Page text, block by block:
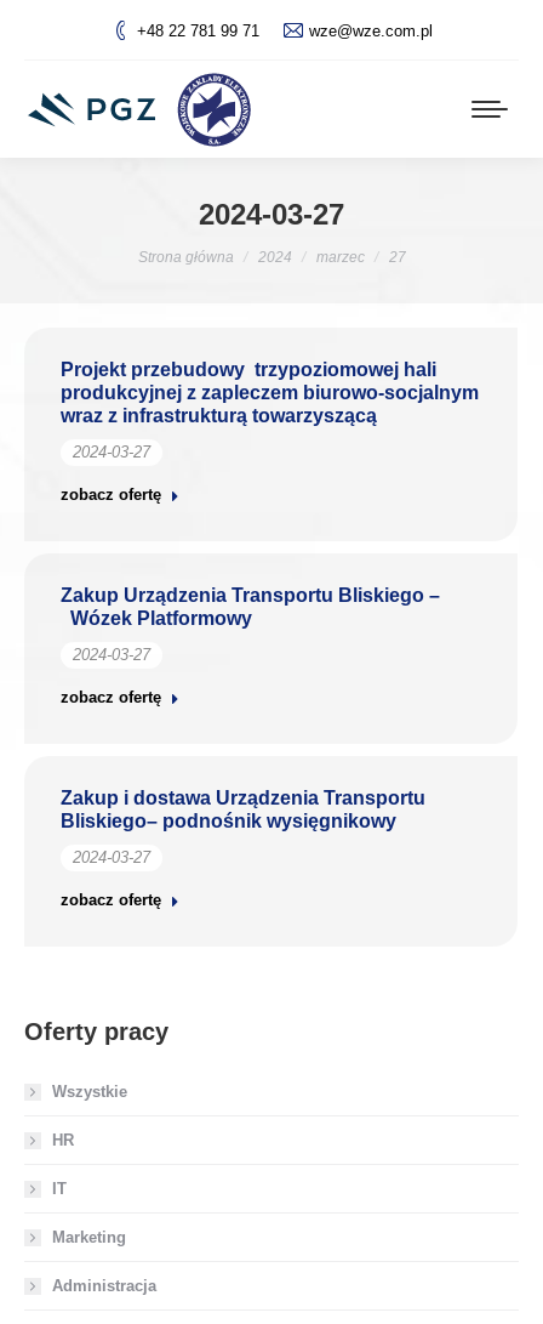
+48 22 781 99 71 wze@wze.com.pl
2024-03-27
Jesteś tutaj:
Strona główna 2024 marzec 27
Projekt przebudowy trzypoziomowej hali
produkcyjnej z zapleczem biurowo-socjalnym
wraz z infrastrukturą towarzyszącą
2024-03-27
zobacz ofertę
Zakup Urządzenia Transportu Bliskiego –
Wózek Platformowy
2024-03-27
zobacz ofertę
Zakup i dostawa Urządzenia Transportu
Bliskiego– podnośnik wysięgnikowy
2024-03-27
zobacz ofertę
Oferty pracy
Wszystkie
HR
IT
Marketing
Administracja